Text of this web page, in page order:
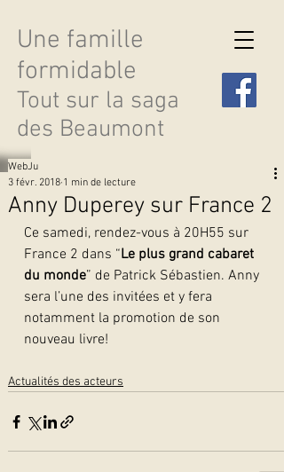
Une famille
formidable
Tout sur la saga
des Beaumont
Découvrir les saisons
Anny Duperey sur France 2
WebJu
3 févr. 2018 1 min de lecture
Ce samedi, rendez-vous à 20H55 sur
France 2 dans “Le plus grand cabaret
du monde” de Patrick Sébastien. Anny
sera l’une des invitées et y fera
notamment la promotion de son
nouveau livre!
Actualités des acteurs